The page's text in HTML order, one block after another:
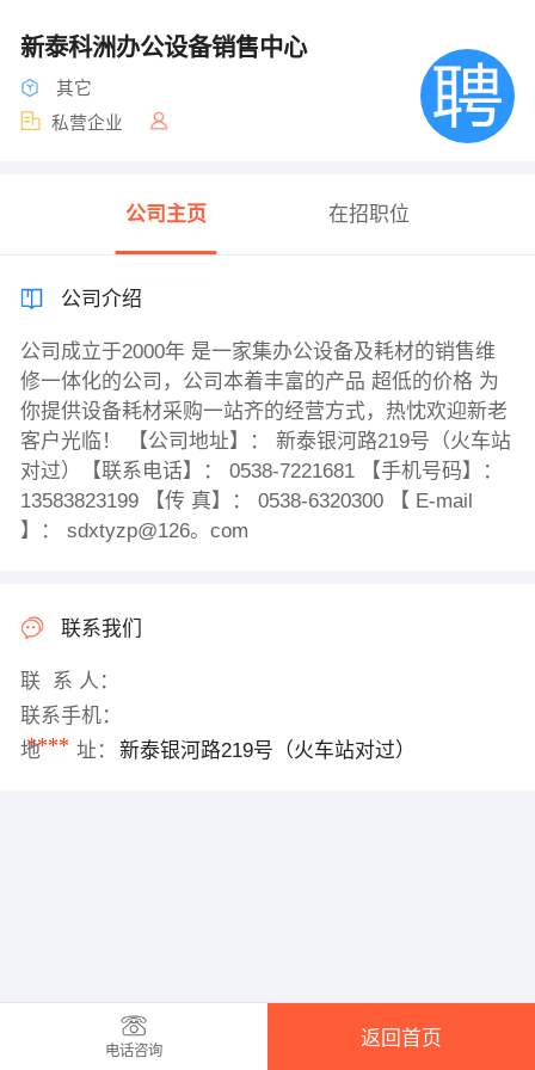
新泰科洲办公设备销售中心
其它
私营企业
公司主页 在招职位
公司介绍
公司成立于2000年 是一家集办公设备及耗材的销售维
修一体化的公司，公司本着丰富的产品 超低的价格 为
你提供设备耗材采购一站齐的经营方式，热忱欢迎新老
客户光临！ 【公司地址】： 新泰银河路219号（火车站
对过）【联系电话】： 0538-7221681 【手机号码】：
13583823199 【传 真】： 0538-6320300 【 E-mail
】： sdxtyzp@126。com
联系我们
联 系 人：
联系手机：
****
地 址： 新泰银河路219号（火车站对过）
电话咨询
返回首页